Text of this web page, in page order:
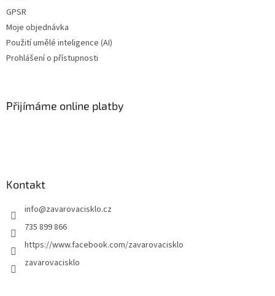
GPSR
Moje objednávka
Použití umělé inteligence (AI)
Prohlášení o přístupnosti
Přijímáme online platby
Kontakt
info@zavarovacisklo.cz
735 899 866
https://www.facebook.com/zavarovacisklo
zavarovacisklo